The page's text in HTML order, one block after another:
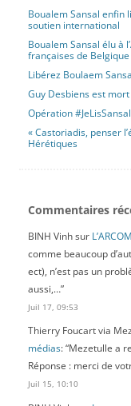
Boualem Sansal enfin
soutien international
Boualem Sansal élu à
françaises de Belgique
Libérez Boulaem
Guy Desbiens est mort
Opération #JeLisSansal
« Castoriadis, penser
Hérétiques
Commentaires
BINH Vinhsur
comme beaucoup
ect), n’est pas un
aussi,…”
Juil 17, 09:53
Thierry Foucart via
médias: “Mezetulle a
Réponse : merci de
Juil 15, 10:10